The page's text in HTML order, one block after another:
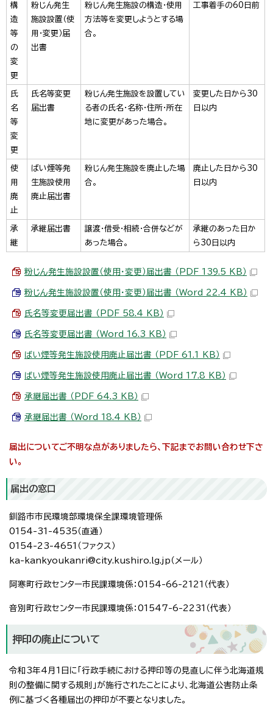
構
造
等
の
変
更
粉じん発生
施設設置（使
用・変更）届
出書
粉じん発生施設の構造・使用
方法等を変更しようとする場
合。
工事着手の60日前
氏
名
等
変
更
氏名等変更
届出書
粉じん発生施設を設置してい
る者の氏名・名称・住所・所在
地に変更があった場合。
変更した日から30
日以内
使
用
廃
止
ばい煙等発
生施設使用
廃止届出書
粉じん発生施設を廃止した場
合。
廃止した日から30
日以内
承
継
承継届出書
譲渡・借受・相続・合併などが
あった場合。
承継のあった日か
ら30日以内
粉じん発生施設設置（使用・変更）届出書 （PDF 139.5 KB）
粉じん発生施設設置（使用・変更）届出書 （Word 22.4 KB）
氏名等変更届出書 （PDF 58.4 KB）
氏名等変更届出書 （Word 16.3 KB）
ばい煙等発生施設使用廃止届出書 （PDF 61.1 KB）
ばい煙等発生施設使用廃止届出書 （Word 17.8 KB）
承継届出書 （PDF 64.3 KB）
承継届出書 （Word 18.4 KB）
届出についてご不明な点がありましたら、下記までお問い合わせ下さ
い。
届出の窓口
釧路市市民環境部環境保全課環境管理係
0154-31-4535（直通）
0154-23-4651（ファクス）
ka-kankyoukanri@city.kushiro.lg.jp（メール）
阿寒町行政センター市民課環境係：0154-66-2121（代表）
音別町行政センター市民課環境係：01547-6-2231（代表）
押印の廃止について
令和3年4月1日に「行政手続における押印等の見直しに伴う北海道規
則の整備に関する規則」が施行されたことにより、北海道公害防止条
例に基づく各種届出の押印が不要となりました。